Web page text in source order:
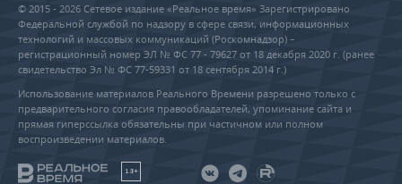
© 2015 - 2026 Сетевое издание «Реальное время» Зарегистрировано
Федеральной службой по надзору в сфере связи, информационных
технологий и массовых коммуникаций (Роскомнадзор) –
регистрационный номер ЭЛ № ФС 77 - 79627 от 18 декабря 2020 г. (ранее
свидетельство Эл № ФС 77-59331 от 18 сентября 2014 г.)
Использование материалов Реального Времени разрешено только с
предварительного согласия правообладателей, упоминание сайта и
прямая гиперссылка обязательны при частичном или полном
воспроизведении материалов.
18+